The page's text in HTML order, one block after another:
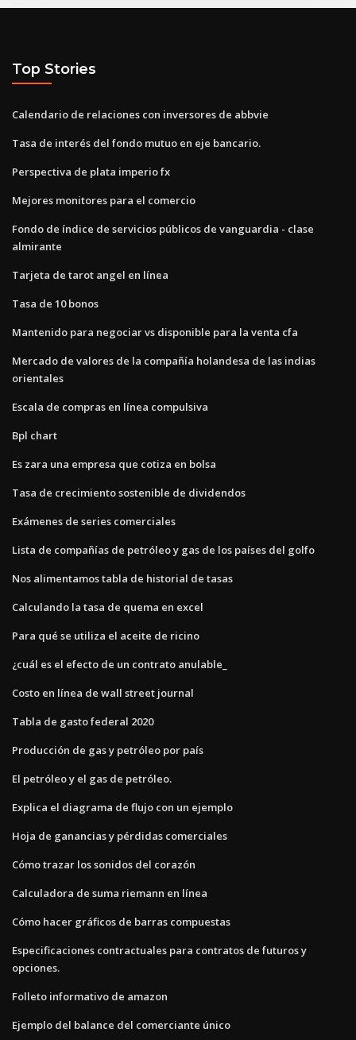
Top Stories
Calendario de relaciones con inversores de abbvie
Tasa de interés del fondo mutuo en eje bancario.
Perspectiva de plata imperio fx
Mejores monitores para el comercio
Fondo de índice de servicios públicos de vanguardia - clase
almirante
Tarjeta de tarot angel en línea
Tasa de 10 bonos
Mantenido para negociar vs disponible para la venta cfa
Mercado de valores de la compañía holandesa de las indias
orientales
Escala de compras en línea compulsiva
Bpl chart
Es zara una empresa que cotiza en bolsa
Tasa de crecimiento sostenible de dividendos
Exámenes de series comerciales
Lista de compañías de petróleo y gas de los países del golfo
Nos alimentamos tabla de historial de tasas
Calculando la tasa de quema en excel
Para qué se utiliza el aceite de ricino
¿cuál es el efecto de un contrato anulable_
Costo en línea de wall street journal
Tabla de gasto federal 2020
Producción de gas y petróleo por país
El petróleo y el gas de petróleo.
Explica el diagrama de flujo con un ejemplo
Hoja de ganancias y pérdidas comerciales
Cómo trazar los sonidos del corazón
Calculadora de suma riemann en línea
Cómo hacer gráficos de barras compuestas
Especificaciones contractuales para contratos de futuros y
opciones.
Folleto informativo de amazon
Ejemplo del balance del comerciante único